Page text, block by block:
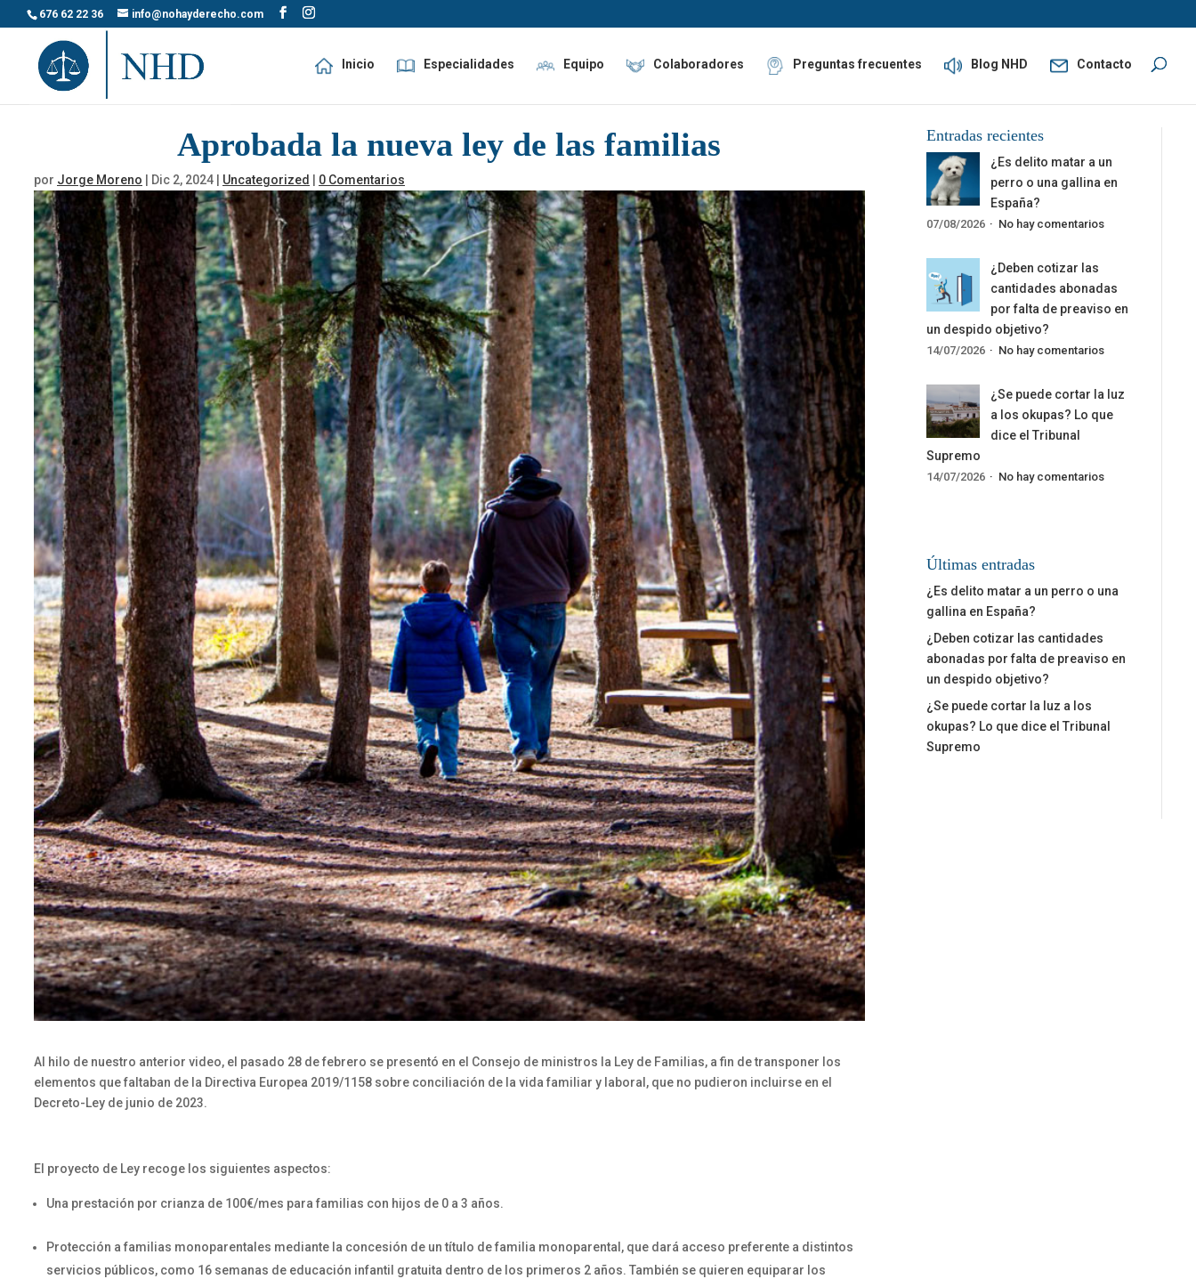
676 62 22 36 info@nohayderecho.com
Inicio Especialidades Equipo Colaboradores Preguntas frecuentes Blog NHD Contacto
Aprobada la nueva ley de las familias
por Jorge Moreno Dic 2, 2024 Uncategorized 0 Comentarios
Al hilo de nuestro anterior video, el pasado 28 de febrero se presentó en el Consejo de ministros la Ley de Familias, a fin de transponer los
elementos que faltaban de la Directiva Europea 2019/1158 sobre conciliación de la vida familiar y laboral, que no pudieron incluirse en el
Decreto-Ley de junio de 2023.
El proyecto de Ley recoge los siguientes aspectos:
Una prestación por crianza de 100€/mes para familias con hijos de 0 a 3 años.
Protección a familias monoparentales mediante la concesión de un título de familia monoparental, que dará acceso preferente a distintos
servicios públicos, como 16 semanas de educación infantil gratuita dentro de los primeros 2 años. También se quieren equiparar los
Entradas recientes
¿Es delito matar a un
perro o una gallina en
España?
07/08/2026 No hay comentarios
¿Deben cotizar las
cantidades abonadas
por falta de preaviso en
un despido objetivo?
14/07/2026 No hay comentarios
¿Se puede cortar la luz
a los okupas? Lo que
dice el Tribunal
Supremo
14/07/2026 No hay comentarios
Últimas entradas
¿Es delito matar a un perro o una
gallina en España?
¿Deben cotizar las cantidades
abonadas por falta de preaviso en
un despido objetivo?
¿Se puede cortar la luz a los
okupas? Lo que dice el Tribunal
Supremo